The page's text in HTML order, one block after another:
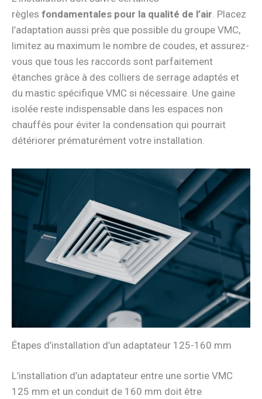
règles fondamentales pour la qualité de l’air . Placez
l’adaptation aussi près que possible du groupe VMC,
limitez au maximum le nombre de coudes, et assurez-
vous que tous les raccords sont parfaitement
étanches grâce à des colliers de serrage adaptés et
du mastic spécifique VMC si nécessaire. Une gaine
isolée reste indispensable dans les espaces non
chauffés pour éviter la condensation qui pourrait
détériorer prématurément votre installation.
Étapes d’installation d’un adaptateur 125-160 mm
L’installation d’un adaptateur entre une sortie VMC
125 mm et un conduit de 160 mm doit être